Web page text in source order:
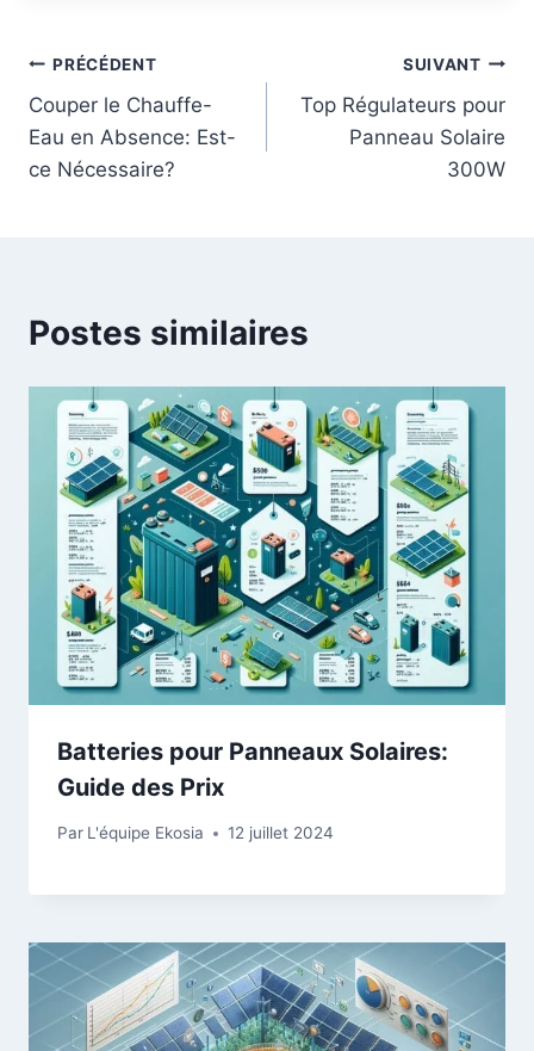
Navigation
de
l’article
PRÉCÉDENT
Couper le Chauffe-
Eau en Absence: Est-
ce Nécessaire?
SUIVANT
Top Régulateurs pour
Panneau Solaire
300W
Postes similaires
Batteries pour Panneaux Solaires:
Guide des Prix
Par L'équipe Ekosia 12 juillet 2024